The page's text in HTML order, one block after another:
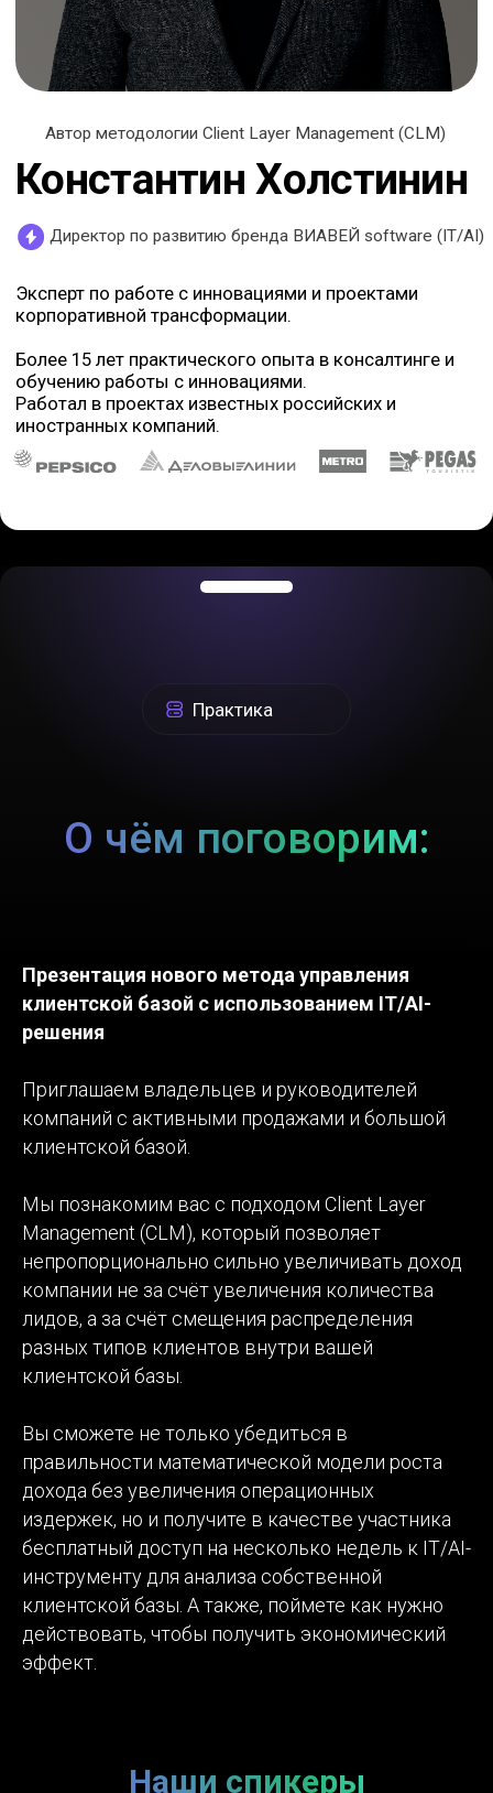
Практика
Презентация нового метода управления
клиентской базой с использованием IT/AI-
решения
Приглашаем владельцев и руководителей
компаний с активными продажами и большой
клиентской базой.
Мы познакомим вас с подходом Client Layer
Management (CLM), который позволяет
непропорционально сильно увеличивать доход
компании не за счёт увеличения количества
лидов, а за счёт смещения распределения
разных типов клиентов внутри вашей
клиентской базы.
Вы сможете не только убедиться в
правильности математической модели роста
дохода без увеличения операционных
издержек, но и получите в качестве участника
бесплатный доступ на несколько недель к IT/AI-
инструменту для анализа собственной
клиентской базы. А также, поймете как нужно
действовать, чтобы получить экономический
эффект.
Наши спикеры